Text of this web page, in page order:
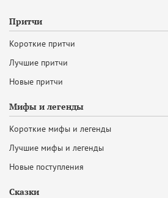
Притчи
Короткие притчи
Лучшие притчи
Новые притчи
Мифы и легенды
Короткие мифы и легенды
Лучшие мифы и легенды
Новые поступления
Сказки